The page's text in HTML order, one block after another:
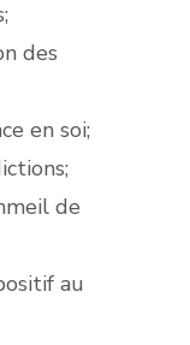
des
en soi;
de
au